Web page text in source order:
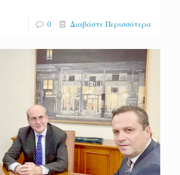
0 Διαβάστε Περισσότερα